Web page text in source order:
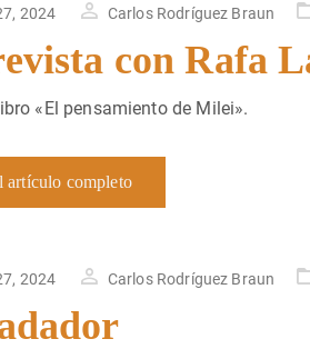
2024 Carlos Rodríguez Braun
con Rafa
«El pensamiento de Milei».
artículo completo
2024 Carlos Rodríguez Braun